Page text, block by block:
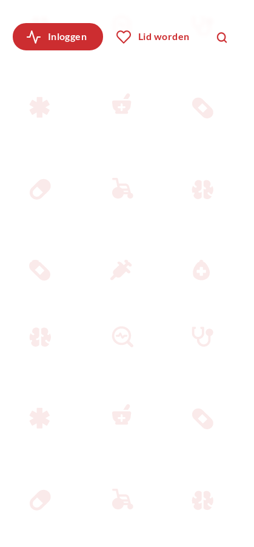
Inloggen Lid worden